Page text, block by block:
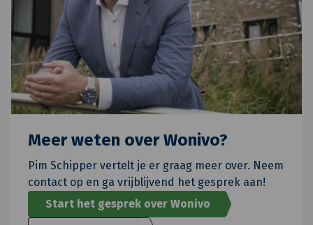
Meer weten over Wonivo?
Pim Schipper vertelt je er graag meer over. Neem
contact op en ga vrijblijvend het gesprek aan!
Start het gesprek over Wonivo